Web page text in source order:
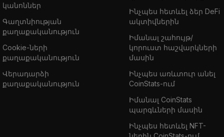
կանոններ
Գաղտնիության
քաղաքականություն
Cookie-ների
քաղաքականություն
Վերադարձի
քաղաքականություն
Ինչպես հետևել ձեր DeFi
ակտիվներին
Իմանալ շահույթ/
կորուստ հաշվարկների
մասին
Ինչպես առևտուր անել
CoinStats-ում
Իմանալ CoinStats
պարգևների մասին
Ինչպես հետևել NFT-